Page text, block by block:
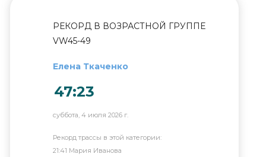
РЕКОРД В ВОЗРАСТНОЙ ГРУППЕ
VW45-49
Елена Ткаченко
47:23
суббота, 4 июля 2026 г.
Рекорд трассы в этой категории:
21:41 Мария Иванова